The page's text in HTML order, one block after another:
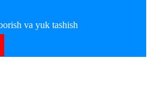
va yuk tashish